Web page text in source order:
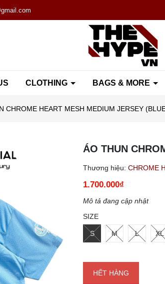
CLOTHING BAGS & MORE
CHROME HEART MESH MEDIUM JERSEY
ÁO THUN
Thương hiệu: CHROME
1.700.000₫
Mô tả đang cập nhật
SIZE
S M L XL
HẾT HÀNG